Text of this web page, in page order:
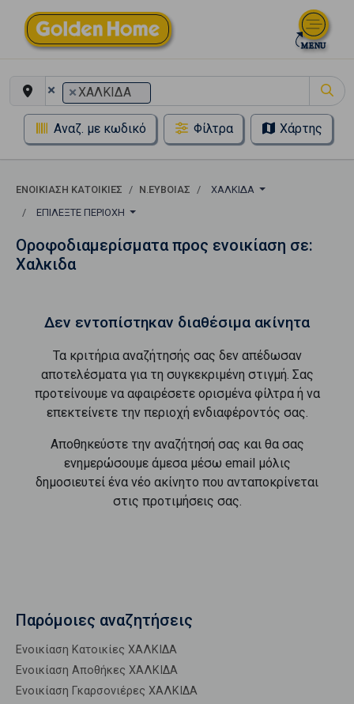
× ×ΧΑΛΚΙΔΑ
Αναζ. με κωδικό Φίλτρα Χάρτης
ΕΝΟΙΚΊΑΣΗ ΚΑΤΟΙΚΊΕΣ Ν.ΕΥΒΟΙΑΣ
ΧΑΛΚΙΔΑ
ΕΠΙΛΈΞΤΕ ΠΕΡΙΟΧΉ
Οροφοδιαμερίσματα προς ενοικίαση σε:
Χαλκιδα
Δεν εντοπίστηκαν διαθέσιμα ακίνητα
Τα κριτήρια αναζήτησής σας δεν απέδωσαν
αποτελέσματα για τη συγκεκριμένη στιγμή. Σας
προτείνουμε να αφαιρέσετε ορισμένα φίλτρα ή να
επεκτείνετε την περιοχή ενδιαφέροντός σας.
Αποθηκεύστε την αναζήτησή σας και θα σας
ενημερώσουμε άμεσα μέσω email μόλις
δημοσιευτεί ένα νέο ακίνητο που ανταποκρίνεται
στις προτιμήσεις σας.
Παρόμοιες αναζητήσεις
Ενοικίαση Κατοικίες ΧΑΛΚΙΔΑ
Ενοικίαση Αποθήκες ΧΑΛΚΙΔΑ
Ενοικίαση Γκαρσονιέρες ΧΑΛΚΙΔΑ